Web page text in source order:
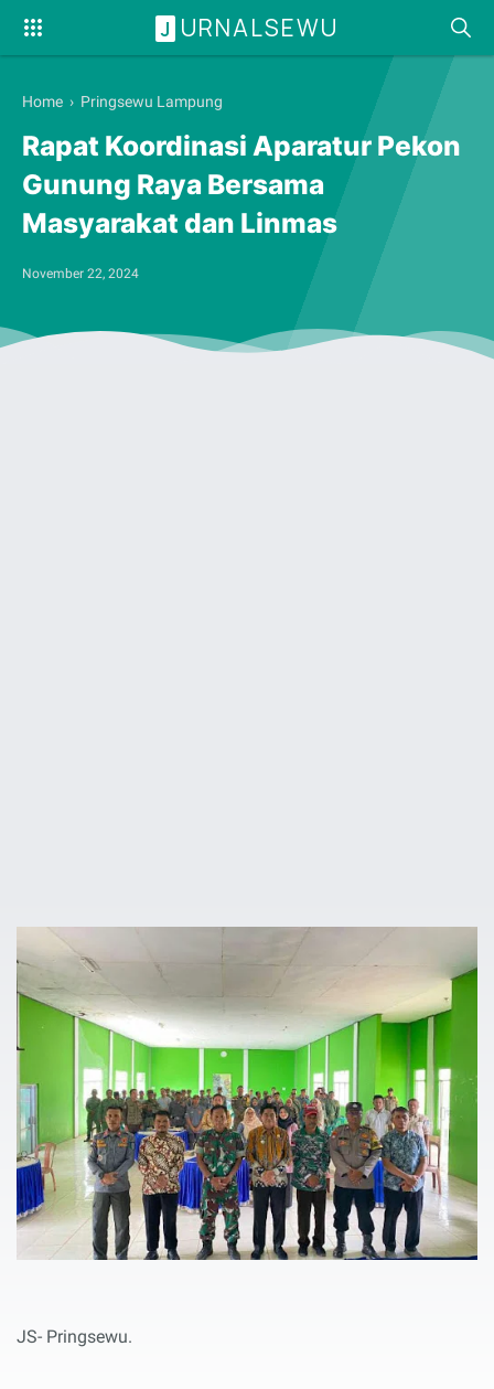
J URNALSEWU
Home › Pringsewu Lampung
Rapat Koordinasi Aparatur Pekon
Gunung Raya Bersama
Masyarakat dan Linmas
November 22, 2024
JS- Pringsewu.